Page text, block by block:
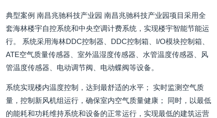
典型案例 南昌兆驰科技产业园 南昌兆驰科技产业园项目采用全
套海林楼宇自控系统和中央空调计费系统，实现楼宇智能节能运
行。 系统采用海林DDC控制器、DDC控制箱、I/O模块控制箱、
ATE空气质量传感器、室外温湿度传感器、水管温度传感器、风
管温度传感器、电动调节阀、电动蝶阀等设备。
系统实现楼内温度控制，达到最舒适的水平； 实时监测空气质
量，控制新风机组运行，确保室内空气质量健康； 同时，以最低
的能耗和功耗维持系统和设备的正常运行，实现最低的建筑运营